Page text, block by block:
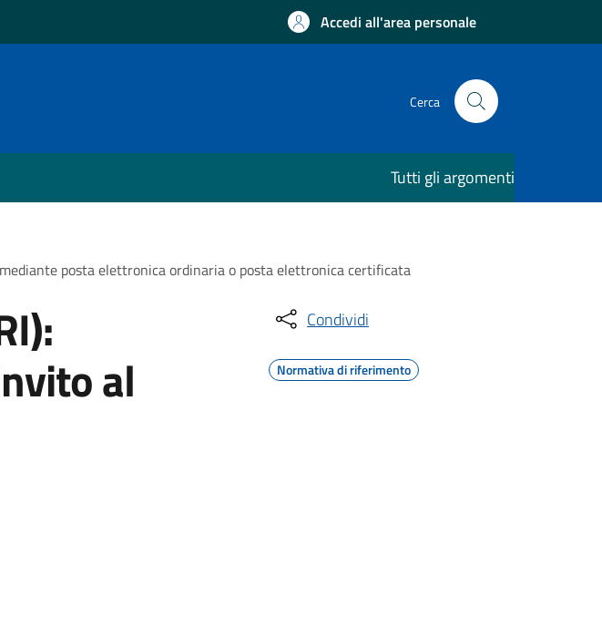
Accedi all'area personale
Cerca
Tutti gli argomenti
posta elettronica ordinaria o posta elettronica certificata
al
Condividi
Normativa di riferimento